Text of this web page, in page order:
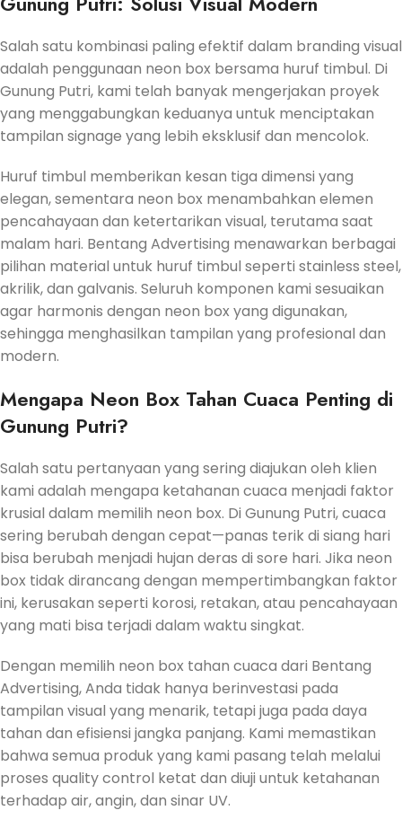
Salah satu kombinasi paling efektif dalam branding visual
adalah penggunaan neon box bersama huruf timbul. Di
Gunung Putri, kami telah banyak mengerjakan proyek
yang menggabungkan keduanya untuk menciptakan
tampilan signage yang lebih eksklusif dan mencolok.
Huruf timbul memberikan kesan tiga dimensi yang
elegan, sementara neon box menambahkan elemen
pencahayaan dan ketertarikan visual, terutama saat
malam hari. Bentang Advertising menawarkan berbagai
pilihan material untuk huruf timbul seperti stainless steel,
akrilik, dan galvanis. Seluruh komponen kami sesuaikan
agar harmonis dengan neon box yang digunakan,
sehingga menghasilkan tampilan yang profesional dan
modern.
Mengapa Neon Box Tahan Cuaca Penting di
Gunung Putri?
Salah satu pertanyaan yang sering diajukan oleh klien
kami adalah mengapa ketahanan cuaca menjadi faktor
krusial dalam memilih neon box. Di Gunung Putri, cuaca
sering berubah dengan cepat—panas terik di siang hari
bisa berubah menjadi hujan deras di sore hari. Jika neon
box tidak dirancang dengan mempertimbangkan faktor
ini, kerusakan seperti korosi, retakan, atau pencahayaan
yang mati bisa terjadi dalam waktu singkat.
Dengan memilih neon box tahan cuaca dari Bentang
Advertising, Anda tidak hanya berinvestasi pada
tampilan visual yang menarik, tetapi juga pada daya
tahan dan efisiensi jangka panjang. Kami memastikan
bahwa semua produk yang kami pasang telah melalui
proses quality control ketat dan diuji untuk ketahanan
terhadap air, angin, dan sinar UV.